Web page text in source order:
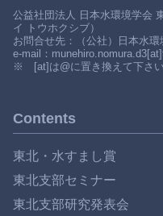
公益社団法人 日本水環境学会
イ トウホクシブ）
お問合せ先：（公社）日本水
e-mail：
※ [at]は@に置き換えて下さい
Contents
東北・水すまし賞
東北支部セミナー
東北支部研究発表会